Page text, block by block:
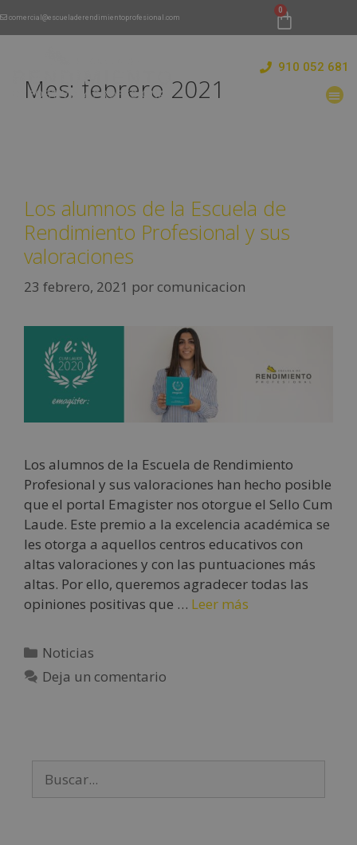
comercial@escueladerendimientoprofesional.com
910 052 681
Mes: febrero 2021
Los alumnos de la Escuela de
Rendimiento Profesional y sus
valoraciones
23 febrero, 2021 por comunicacion
Los alumnos de la Escuela de Rendimiento
Profesional y sus valoraciones han hecho posible
que el portal Emagister nos otorgue el Sello Cum
Laude. Este premio a la excelencia académica se
les otorga a aquellos centros educativos con
altas valoraciones y con las puntuaciones más
altas. Por ello, queremos agradecer todas las
opiniones positivas que … Leer más
Noticias
Deja un comentario